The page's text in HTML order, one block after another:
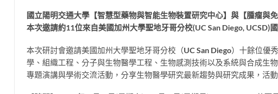
國立陽明交通大學 【智慧型藥物與智能生物裝置研究中心】 與 【腫瘤與
本次邀請約11位來自美國加州大學聖地牙哥分校(UC San Diego, UCSD)
本次研討會邀請美國加州大學聖地牙哥分校（UC San Diego）十餘位優
學、組織工程、分子與生物醫學工程、生物感測技術以及系統與合成生
專題演講與學術交流活動，分享生物醫學研究最新趨勢與研究成果，活